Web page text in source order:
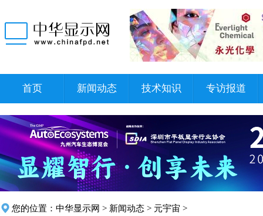
首页 新闻动态 技术知识 专访报道
您的位置： 中华显示网 > 新闻动态 > 元宇宙 >